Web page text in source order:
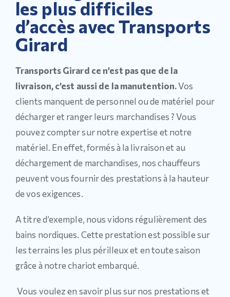
les plus difficiles
d’accès avec Transports
Girard
Transports Girard ce n’est pas que de la
livraison, c’est aussi de la manutention.Vos
clients manquent de personnel ou de matériel pour
décharger et ranger leurs marchandises ? Vous
pouvez compter sur notre expertise et notre
matériel. En effet, formés à la livraison et au
déchargement de marchandises, nos chauffeurs
peuvent vous fournir des prestations à la hauteur
de vos exigences.
A titre d’exemple, nous vidons régulièrement des
bains nordiques. Cette prestation est possible sur
les terrains les plus périlleux et en toute saison
grâce à notre chariot embarqué.
Vous voulez en savoir plus sur nos prestations et